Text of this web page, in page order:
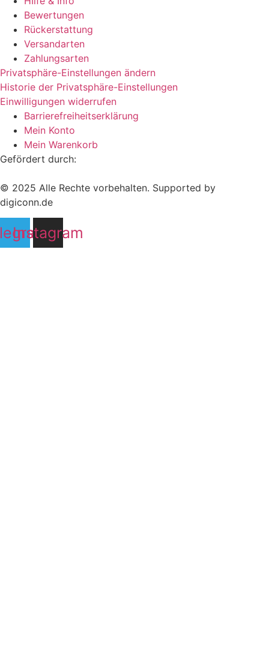
Bewertungen
Rückerstattung
Versandarten
Zahlungsarten
Privatsphäre-Einstellungen ändern
Historie der Privatsphäre-Einstellungen
Einwilligungen widerrufen
Barrierefreiheitserklärung
Mein Konto
Mein Warenkorb
Gefördert durch:
© 2025 Alle Rechte vorbehalten. Supported by
digiconn.de
Instagram